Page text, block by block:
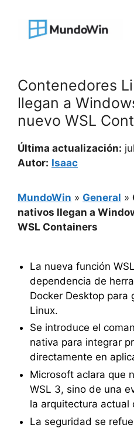
contenido
Contenedores
llegan a
nuevo WSL
Última actualización:
Autor: Isaac
MundoWin » General »
nativos llegan a
WSL Containers
La nueva función
dependencia de
Docker Desktop para
Linux.
Se introduce el
nativa para integrar
directamente en
Microsoft aclara que
WSL 3, sino de una
la arquitectura actual
La seguridad se